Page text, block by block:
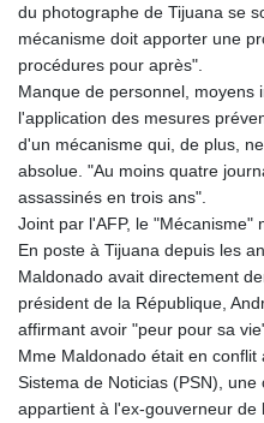
du photographe de Tijuana se
mécanisme doit apporter une
procédures pour après".
Manque de personnel, moyens
l'application des mesures
d'un mécanisme qui, de plus,
absolue. "Au moins quatre
assassinés en trois ans".
Joint par l'AFP, le "Mécanisme"
En poste à Tijuana depuis les
Maldonado avait directement
président de la République,
affirmant avoir "peur pour sa
Mme Maldonado était en
Sistema de Noticias (PSN),
appartient à l'ex-gouverneur de